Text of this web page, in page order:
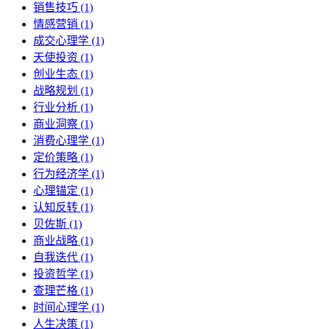
销售技巧 (1)
情感营销 (1)
成交心理学 (1)
天使投资 (1)
创业生态 (1)
战略规划 (1)
行业分析 (1)
商业洞察 (1)
消费心理学 (1)
定价策略 (1)
行为经济学 (1)
心理锚定 (1)
认知反转 (1)
贝佐斯 (1)
商业战略 (1)
自我迭代 (1)
投资哲学 (1)
查理芒格 (1)
时间心理学 (1)
人生决策 (1)